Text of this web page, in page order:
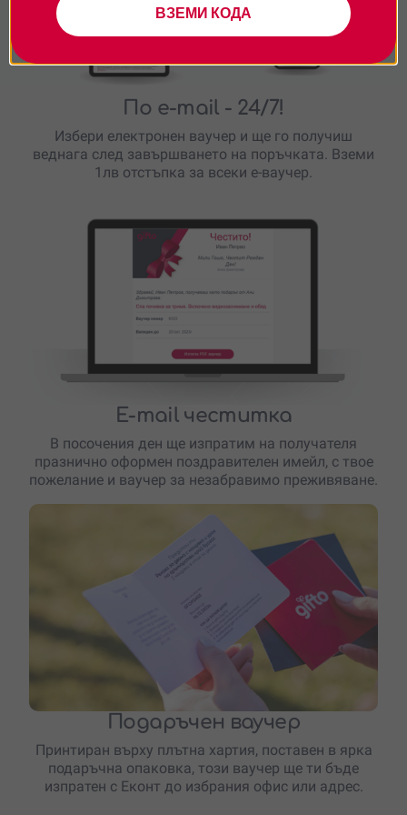
По e-mail - 24/7!
Избери електронен ваучер и ще го получиш
веднага след завършването на поръчката. Вземи
1лв отстъпка за всеки е-ваучер.
E-mail честитка
В посочения ден ще изпратим на получателя
празнично оформен поздравителен имейл, с твое
пожелание и ваучер за незабравимо преживяване.
Подаръчен ваучер
Принтиран върху плътна хартия, поставен в ярка
подаръчна опаковка, този ваучер ще ти бъде
изпратен с Еконт до избрания офис или адрес.
ВЗЕМИ КОДА